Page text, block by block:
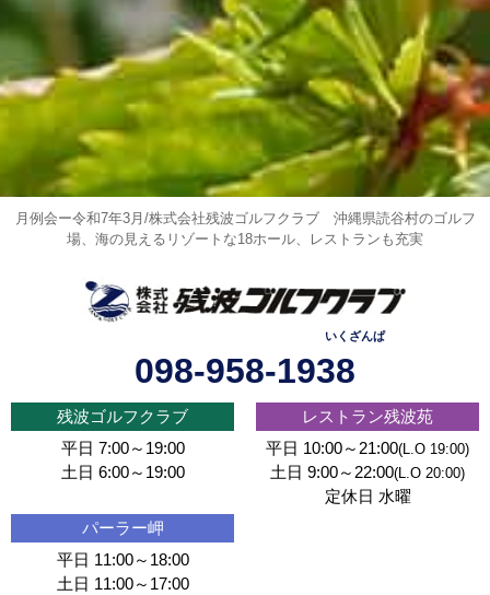
月例会ー令和7年3月/株式会社残波ゴルフクラブ
沖縄県読谷村のゴルフ
場、海の見えるリゾートな18ホール、レストランも充実
いくざんぱ
098-958-1938
残波ゴルフクラブ
平日 7:00～19:00
土日 6:00～19:00
レストラン残波苑
平日 10:00～21:00(L.O 19:00)
土日 9:00～22:00(L.O 20:00)
定休日 水曜
パーラー岬
平日 11:00～18:00
土日 11:00～17:00